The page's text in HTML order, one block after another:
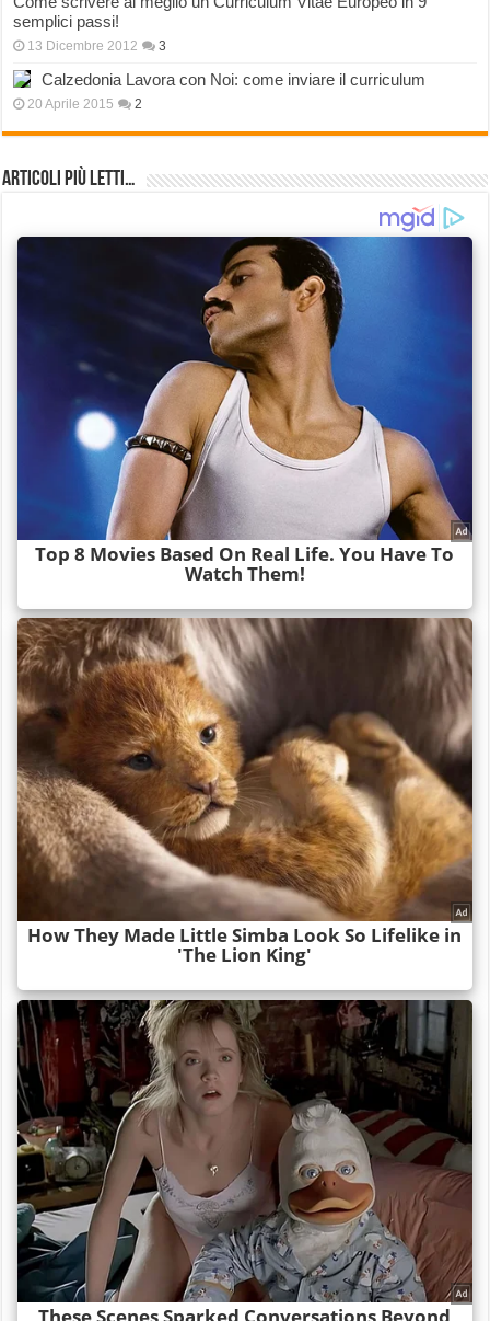
semplici passi!
13 Dicembre 2012 3
Calzedonia Lavora con Noi: come inviare il curriculum
20 Aprile 2015 2
Articoli più Letti…